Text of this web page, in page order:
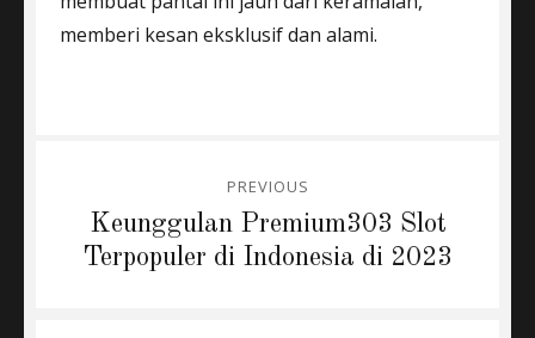
memberi kesan eksklusif dan alami.
navigation
PREVIOUS
PreviousKeunggulan Premium303 Slot
Terpopuler di Indonesia di 2023